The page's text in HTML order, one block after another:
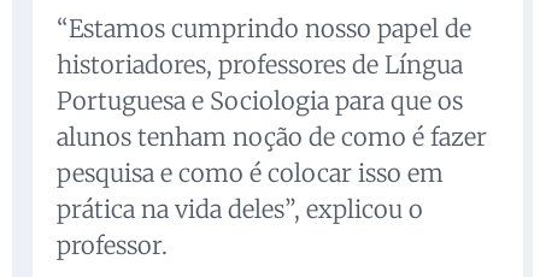
“Estamos cumprindo nosso papel de
historiadores, professores de Língua
Portuguesa e Sociologia para que os
alunos tenham noção de como é fazer
pesquisa e como é colocar isso em
prática na vida deles”, explicou o
professor.